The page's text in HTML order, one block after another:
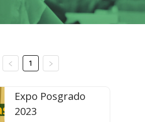
1
Expo Posgrado
2023